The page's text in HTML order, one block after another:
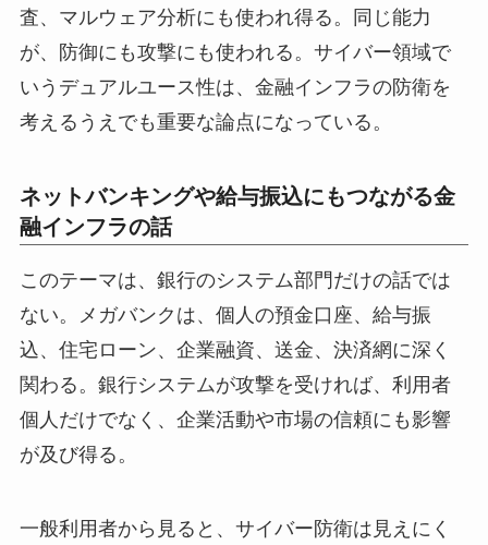
査、マルウェア分析にも使われ得る。同じ能力
が、防御にも攻撃にも使われる。サイバー領域で
いうデュアルユース性は、金融インフラの防衛を
考えるうえでも重要な論点になっている。
ネットバンキングや給与振込にもつながる金
融インフラの話
このテーマは、銀行のシステム部門だけの話では
ない。メガバンクは、個人の預金口座、給与振
込、住宅ローン、企業融資、送金、決済網に深く
関わる。銀行システムが攻撃を受ければ、利用者
個人だけでなく、企業活動や市場の信頼にも影響
が及び得る。
一般利用者から見ると、サイバー防衛は見えにく